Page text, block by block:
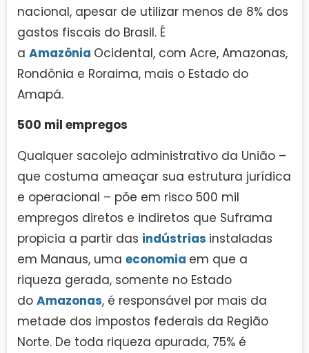
nacional, apesar de utilizar menos de 8% dos
gastos fiscais do Brasil. É
a Amazônia Ocidental, com Acre, Amazonas,
Rondônia e Roraima, mais o Estado do
Amapá.
500 mil empregos
Qualquer sacolejo administrativo da União –
que costuma ameaçar sua estrutura jurídica
e operacional – põe em risco 500 mil
empregos diretos e indiretos que Suframa
propicia a partir das indústrias instaladas
em Manaus, uma economia em que a
riqueza gerada, somente no Estado
do Amazonas, é responsável por mais da
metade dos impostos federais da Região
Norte. De toda riqueza apurada, 75% é